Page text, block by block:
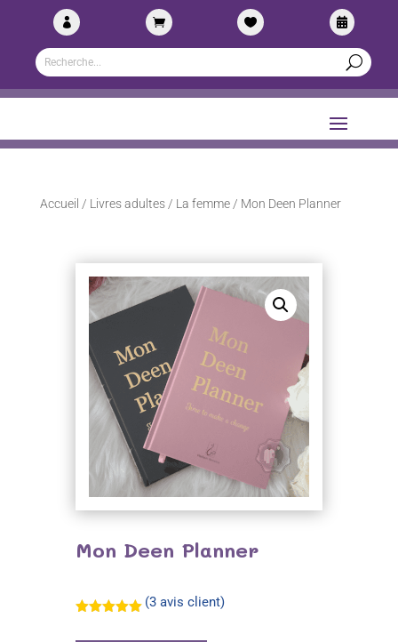
   
Accueil / Livres adultes/ La femme/ Mon Deen Planner
Mon Deen Planner
(3 avis client)